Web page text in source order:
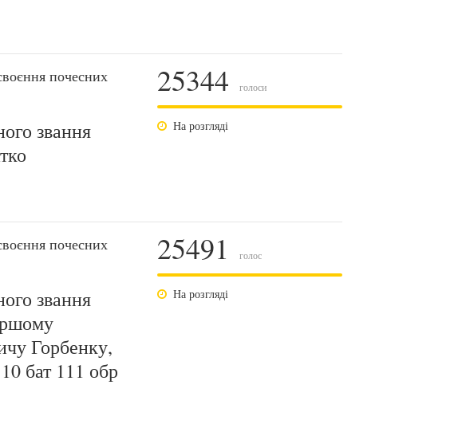
почесних
звання
25344 голоси
На розгляді
почесних
звання
Горбенку,
бат 111 обр
25491 голос
На розгляді